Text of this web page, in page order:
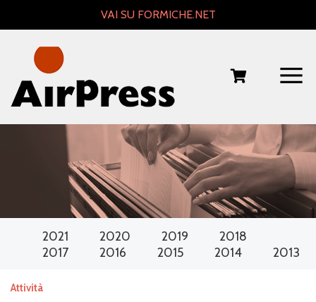
VAI SU FORMICHE.NET
2021 2020 2019
2018
2017
2016 2015 2014 2013
Attività